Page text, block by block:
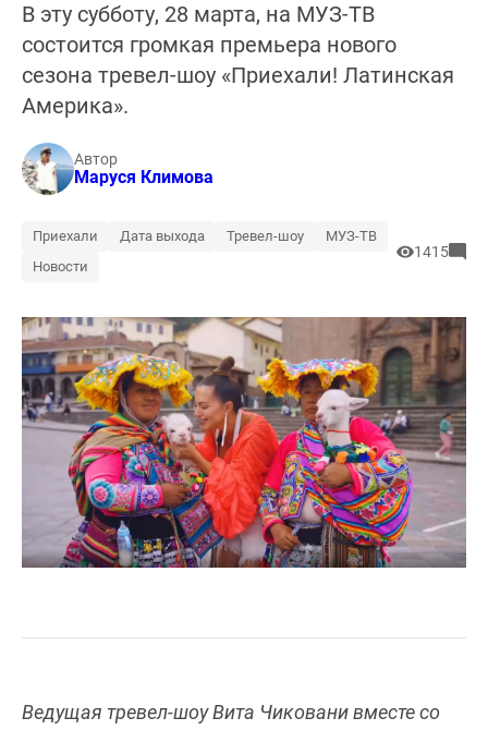
В эту субботу, 28 марта, на МУЗ-ТВ
состоится громкая премьера нового
сезона тревел-шоу «Приехали! Латинская
Америка».
Автор
Маруся Климова
Приехали Дата выхода Тревел-шоу
МУЗ-ТВ
Новости
1415
Ведущая тревел-шоу Вита Чиковани вместе со